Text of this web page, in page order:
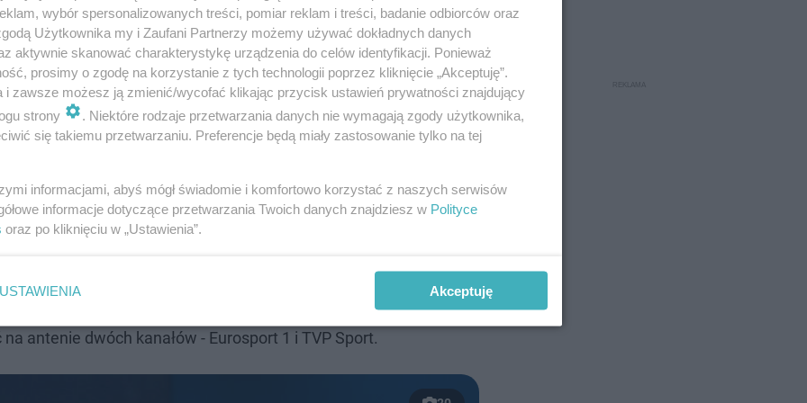
w TV
2020 w Tokio to ważne spotkanie. Kibice już szykują
można znaleźć w telewizji. Mecz rozpocznie się we wtorek
antenie dwóch kanałów - Eurosport 1 i TVP Sport.
wybór spersonalizowanych treści, pomiar reklam i treści, badanie odbiorców oraz
Użytkownika my i Zaufani Partnerzy możemy używać dokładnych danych
aktywnie skanować charakterystykę urządzenia do celów identyfikacji. Ponieważ
prosimy o zgodę na korzystanie z tych technologii poprzez kliknięcie „Akceptuję”.
i zawsze możesz ją zmienić/wycofać klikając przycisk ustawień prywatności znajdujący
strony
. Niektóre rodzaje przetwarzania danych nie wymagają zgody użytkownika,
się takiemu przetwarzaniu. Preferencje będą miały zastosowanie tylko na tej
informacjami, abyś mógł świadomie i komfortowo korzystać z naszych serwisów
informacje dotyczące przetwarzania Twoich danych znajdziesz w Polityce
oraz po kliknięciu w „Ustawienia”.
USTAWIENIA Akceptuję